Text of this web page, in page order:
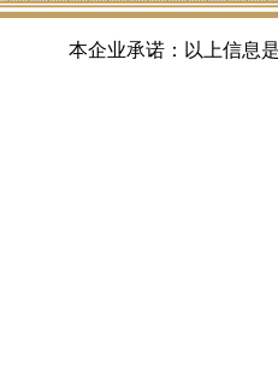
本企业承诺：以上信息